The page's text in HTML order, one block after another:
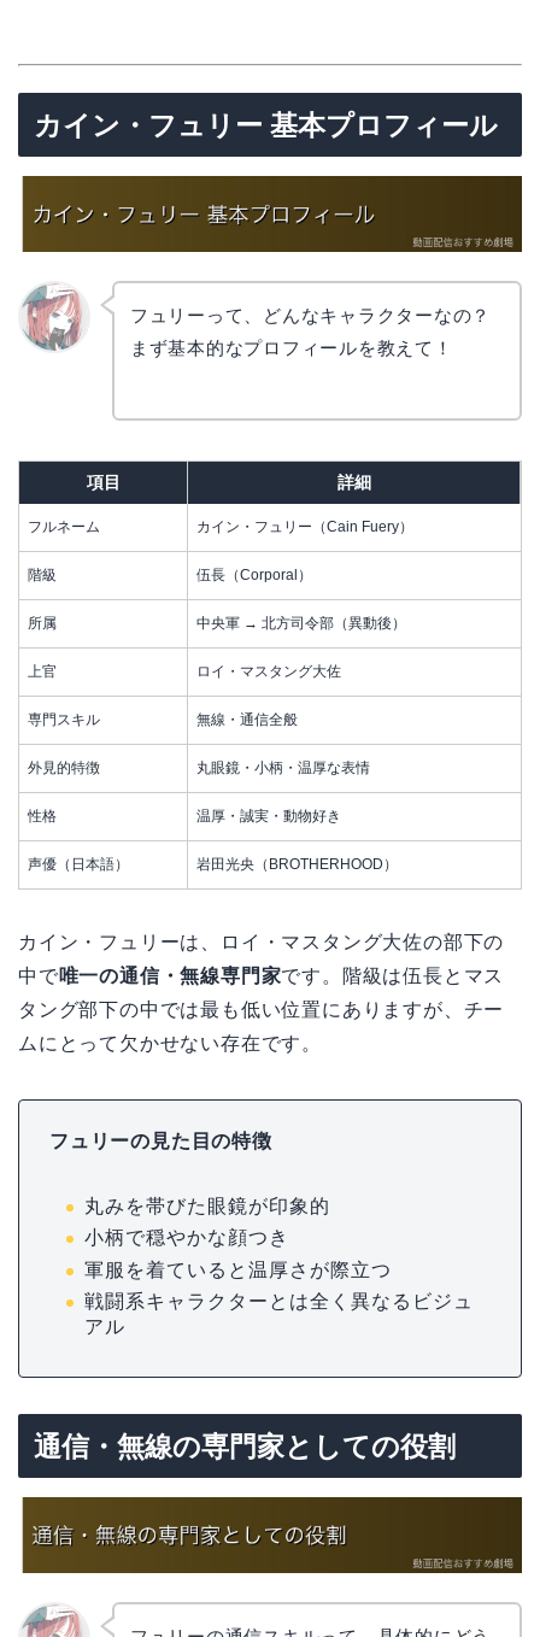
カイン・フュリー 基本プロフィール
フュリーって、どんなキャラクターなの？
まず基本的なプロフィールを教えて！
項目 詳細
フルネーム カイン・フュリー（Cain Fuery）
階級 伍長（Corporal）
所属 中央軍 → 北方司令部（異動後）
上官 ロイ・マスタング大佐
専門スキル 無線・通信全般
外見的特徴 丸眼鏡・小柄・温厚な表情
性格 温厚・誠実・動物好き
声優（日本語） 岩田光央（BROTHERHOOD）
カイン・フュリーは、ロイ・マスタング大佐の部下の
中で唯一の通信・無線専門家です。階級は伍長とマス
タング部下の中では最も低い位置にありますが、チー
ムにとって欠かせない存在です。
フュリーの見た目の特徴
丸みを帯びた眼鏡が印象的
小柄で穏やかな顔つき
軍服を着ていると温厚さが際立つ
戦闘系キャラクターとは全く異なるビジュ
アル
通信・無線の専門家としての役割